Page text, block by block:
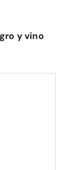
y vino